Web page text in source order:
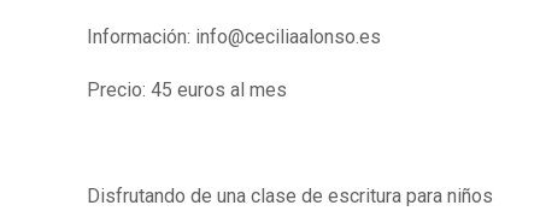
Información: info@ceciliaalonso.es
Precio: 45 euros al mes
Disfrutando de una clase de escritura para niños